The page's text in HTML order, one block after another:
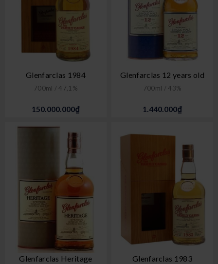
Glenfarclas 1984
700ml / 47,1%
150.000.000₫
Glenfarclas 12 years old
700ml / 43%
1.440.000₫
Glenfarclas Heritage Glenfarclas 1983